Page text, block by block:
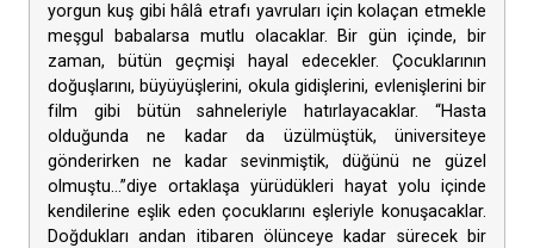
yorgun kuş gibi hâlâ etrafı yavruları için kolaçan etmekle
meşgul babalarsa mutlu olacaklar. Bir gün içinde, bir
zaman, bütün geçmişi hayal edecekler. Çocuklarının
doğuşlarını, büyüyüşlerini, okula gidişlerini, evlenişlerini bir
film gibi bütün sahneleriyle hatırlayacaklar. “Hasta
olduğunda ne kadar da üzülmüştük, üniversiteye
gönderirken ne kadar sevinmiştik, düğünü ne güzel
olmuştu…”diye ortaklaşa yürüdükleri hayat yolu içinde
kendilerine eşlik eden çocuklarını eşleriyle konuşacaklar.
Doğdukları andan itibaren ölünceye kadar sürecek bir